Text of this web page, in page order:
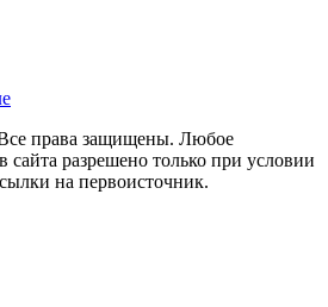
права защищены. Любое
сайта разрешено только при условии
на первоисточник.